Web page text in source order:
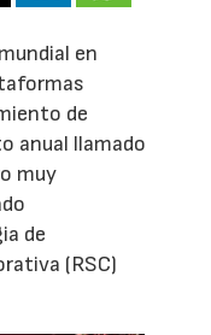
en
de
anual llamado
muy
de
(RSC)